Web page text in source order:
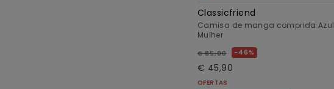
Classicfriend
Camisa de manga comprida Azul
Mulher
€ 85,00 46%
€ 45,90
OFERTAS